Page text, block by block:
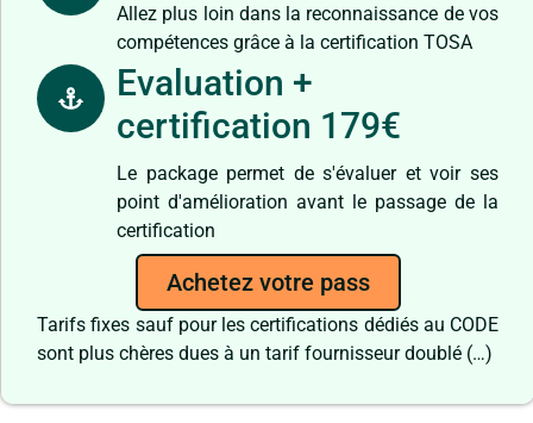
Allez plus loin dans la reconnaissance de vos
compétences grâce à la certification TOSA
Evaluation +
certification 179€
Le package permet de s'évaluer et voir ses
point d'amélioration avant le passage de la
certification
Achetez votre pass
Tarifs fixes sauf pour les certifications dédiés au CODE
sont plus chères dues à un tarif fournisseur doublé (…)